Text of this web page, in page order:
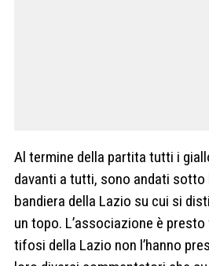
Al termine della partita tutti i
davanti a tutti, sono andati sotto
bandiera della Lazio su cui si
un topo. L’associazione è
tifosi della Lazio non l’hanno